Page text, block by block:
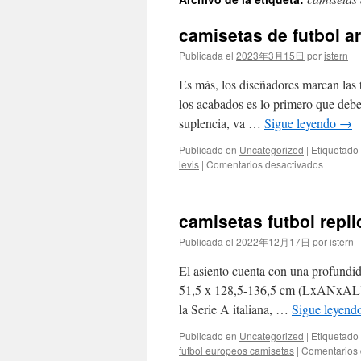
contenido
camisetas de futbol
Publicada el 2023年3月15日 poristern
Es más, los diseñadores marcan
los acabados es lo primero que
suplencia, va … Sigue leyendo →
Publicado en Uncategorized | Etiquetado
levis | Comentarios desactivadosen
2019
camisetas futbol
Publicada el 2022年12月17日 poristern
El asiento cuenta con una
51,5 x 128,5-136,5 cm
la Serie A italiana, … Sigue
Publicado en Uncategorized | Etiquetado
futbol europeos camisetas | Comentarios